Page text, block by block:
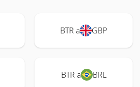
BTR a GBP
BTR a BRL